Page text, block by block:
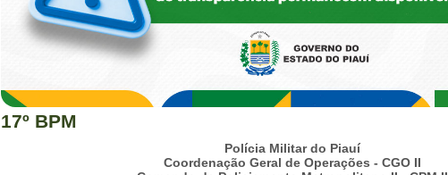
17º BPM
Polícia Militar do Piauí
Coordenação Geral de Operações - CGO II